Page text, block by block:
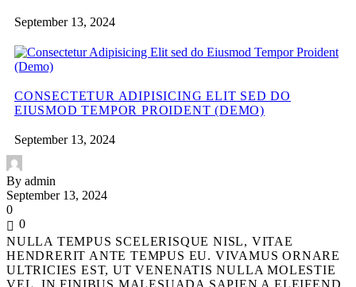
September 13, 2024
CONSECTETUR ADIPISICING ELIT SED DO
EIUSMOD TEMPOR PROIDENT (DEMO)
September 13, 2024
By admin
September 13, 2024
0
0
NULLA TEMPUS SCELERISQUE NISL, VITAE
HENDRERIT ANTE TEMPUS EU. VIVAMUS ORNARE
ULTRICIES EST, UT VENENATIS NULLA MOLESTIE
VEL. IN FINIBUS MALESUADA SAPIEN A ELEIFEND.